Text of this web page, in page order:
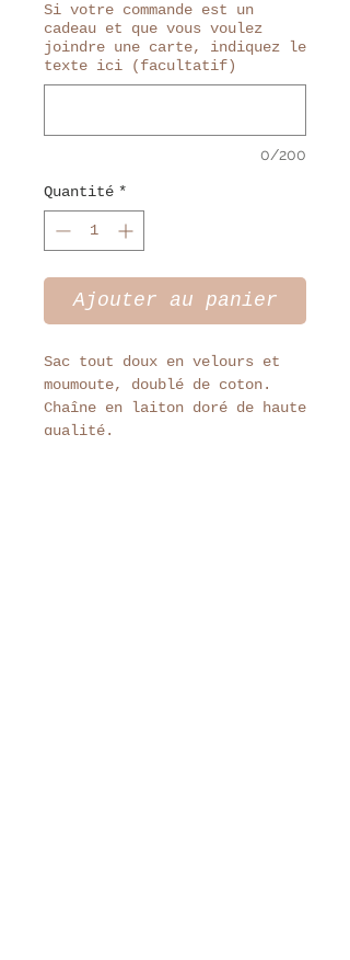
Si votre commande est un
cadeau et que vous voulez
joindre une carte, indiquez le
texte ici (facultatif)
0/200
Quantité *
Ajouter au panier
Sac tout doux en velours et
moumoute, doublé de coton.
Chaîne en laiton doré de haute
qualité.